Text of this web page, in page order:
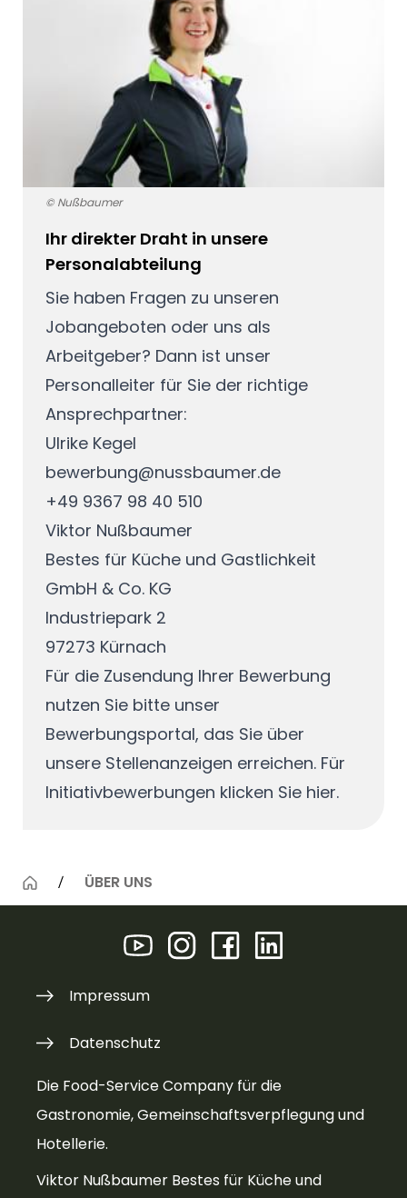
Ihr direkter Draht in unsere
Personalabteilung
Sie haben Fragen zu unseren
Jobangeboten oder uns als
Arbeitgeber? Dann ist unser
Personalleiter für Sie der richtige
Ansprechpartner:
Ulrike Kegel
bewerbung@nussbaumer.de
+49 9367 98 40 510
Viktor Nußbaumer
Bestes für Küche und Gastlichkeit
GmbH & Co. KG
Industriepark 2
97273 Kürnach
Für die Zusendung Ihrer Bewerbung
nutzen Sie bitte unser
Bewerbungsportal, das Sie über
unsere Stellenanzeigen erreichen. Für
Initiativbewerbungen klicken Sie hier.
© Nußbaumer
ÜBER UNS
Die Food-Service Company für die
Gastronomie, Gemeinschaftsverpflegung und
Hotellerie.
Viktor Nußbaumer Bestes für Küche und
Impressum
Datenschutz